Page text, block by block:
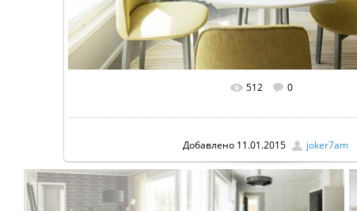
В реальном размере 1124x750
512 0
Добавлено11.01.2015 joker7am